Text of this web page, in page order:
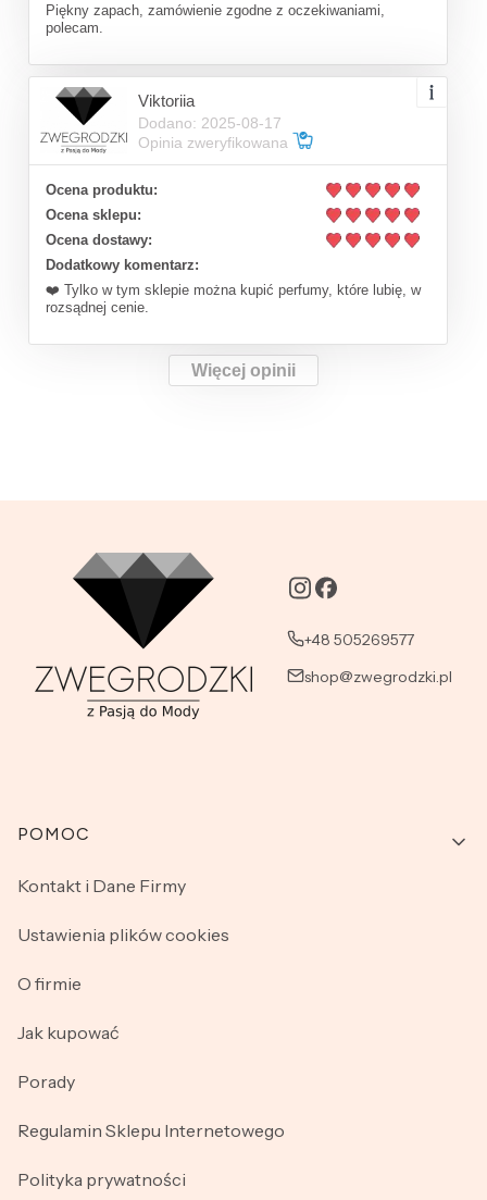
Piękny zapach, zamówienie zgodne z oczekiwaniami,
polecam.
Viktoriia
Dodano: 2025-08-17
Opinia zweryfikowana
Ocena produktu:
Ocena sklepu:
Ocena dostawy:
Dodatkowy komentarz:
❤️ Tylko w tym sklepie można kupić perfumy, które lubię, w
rozsądnej cenie.
Więcej opinii
+48 505269577
shop@zwegrodzki.pl
Linki w stopce
POMOC
Kontakt i Dane Firmy
Ustawienia plików cookies
O firmie
Jak kupować
Porady
Regulamin Sklepu Internetowego
Polityka prywatności